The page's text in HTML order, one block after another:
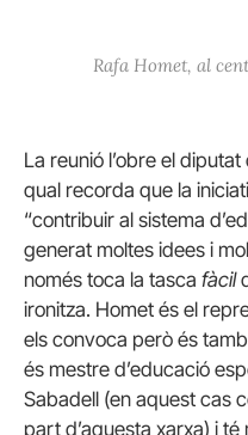
Rafa Homet, al
La reunió l’obre el
qual recorda que la
“contribuir al sistema
generat moltes idees i
només toca la tasca fàcil
ironitza. Homet és el
els convoca però és
és mestre d’educació
Sabadell (en aquest cas
part d’aquesta xarxa) i